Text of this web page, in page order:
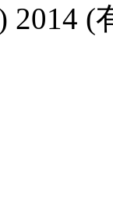
2014 (